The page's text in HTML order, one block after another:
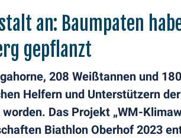
an: Baumpaten
gepflanzt
208 Weißtannen und
Helfern und Unterstützern
Das Projekt „WM-
Biathlon Oberhof 2023